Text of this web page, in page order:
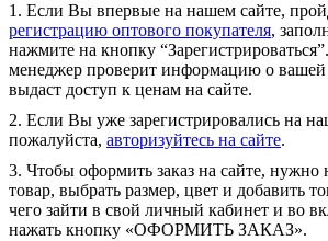
1. Если Вы впервые на нашем сайте,
регистрацию оптового покупателя,
нажмите на кнопку
менеджер проверит информацию о вашей
выдаст доступ к ценам на сайте.
2. Если Вы уже зарегистрировались на
пожалуйста, авторизуйтесь на сайте.
3. Чтобы оформить заказ на сайте,
товар, выбрать размер, цвет и добавить
чего зайти в свой личный кабинет и во
нажать кнопку «ОФОРМИТЬ ЗАКАЗ».